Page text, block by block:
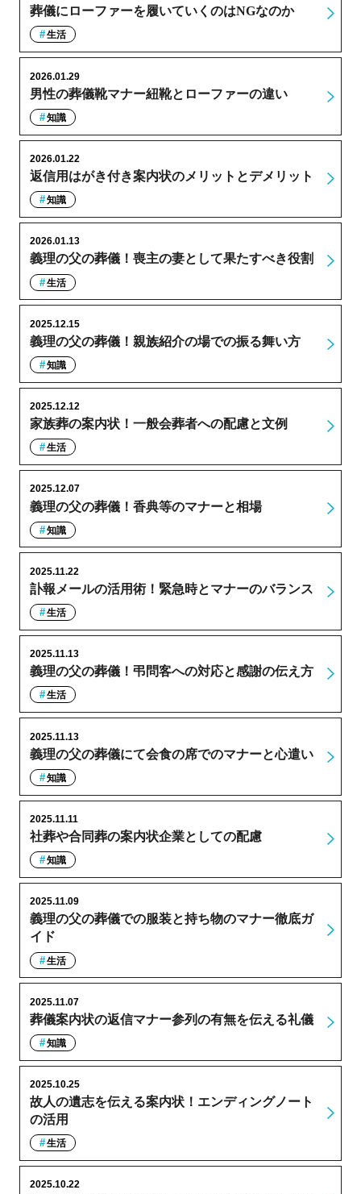
葬儀にローファーを履いていくのはNGなのか
生活
男性の葬儀靴マナー紐靴とローファーの違い
2026.01.29
知識
返信用はがき付き案内状のメリットとデメリット
2026.01.22
知識
義理の父の葬儀！喪主の妻として果たすべき役割
2026.01.13
生活
義理の父の葬儀！親族紹介の場での振る舞い方
2025.12.15
知識
家族葬の案内状！一般会葬者への配慮と文例
2025.12.12
生活
義理の父の葬儀！香典等のマナーと相場
2025.12.07
知識
訃報メールの活用術！緊急時とマナーのバランス
2025.11.22
生活
義理の父の葬儀！弔問客への対応と感謝の伝え方
2025.11.13
生活
義理の父の葬儀にて会食の席でのマナーと心遣い
2025.11.13
知識
社葬や合同葬の案内状企業としての配慮
2025.11.11
知識
義理の父の葬儀での服装と持ち物のマナー徹底ガ
イド
2025.11.09
生活
葬儀案内状の返信マナー参列の有無を伝える礼儀
2025.11.07
知識
故人の遺志を伝える案内状！エンディングノート
の活用
2025.10.25
生活
2025.10.22